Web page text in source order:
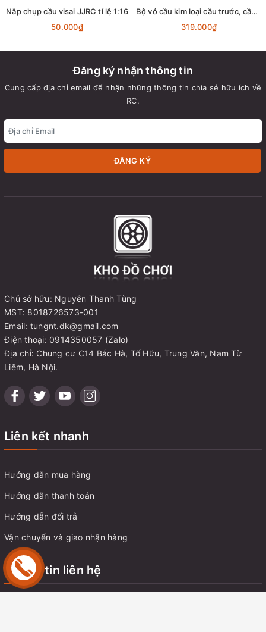
Nắp chụp cầu visai JJRC tỉ lệ 1:16
50.000₫
Bộ vỏ cầu kim loại cầu trước, cầu sau lắp xe MN86 tỉ lệ 1:12
319.000₫
Đăng ký nhận thông tin
Cung cấp địa chỉ email để nhận những thông tin chia sẻ hữu ích về
RC.
ĐĂNG KÝ
Chủ sở hữu: Nguyễn Thanh Tùng
MST: 8018726573-001
Email: tungnt.dk@gmail.com
Điện thoại: 0914350057 (Zalo)
Địa chỉ: Chung cư C14 Bắc Hà, Tố Hữu, Trung Văn, Nam Từ
Liêm, Hà Nội.
Liên kết nhanh
Hướng dẫn mua hàng
Hướng dẫn thanh toán
Hướng dẫn đổi trả
Vận chuyển và giao nhận hàng
Thông tin liên hệ